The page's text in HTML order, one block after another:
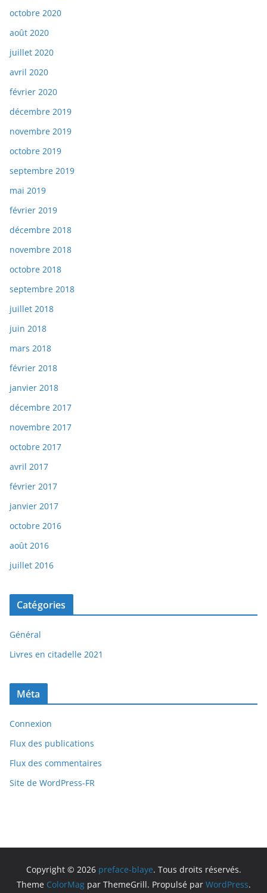
octobre 2020
août 2020
juillet 2020
avril 2020
février 2020
décembre 2019
novembre 2019
octobre 2019
septembre 2019
mai 2019
février 2019
décembre 2018
novembre 2018
octobre 2018
septembre 2018
juillet 2018
juin 2018
mars 2018
février 2018
janvier 2018
décembre 2017
novembre 2017
octobre 2017
avril 2017
février 2017
janvier 2017
octobre 2016
août 2016
juillet 2016
Catégories
Général
Livres en citadelle 2021
Méta
Connexion
Flux des publications
Flux des commentaires
Site de WordPress-FR
Copyright © 2026 preface-blaye. Tous droits réservés.
Theme ColorMagpar ThemeGrill. Propulsé par WordPress.